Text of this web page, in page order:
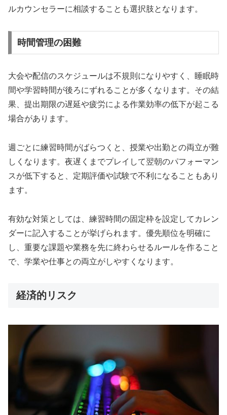
ルカウンセラーに相談することも選択肢となります。
時間管理の困難
大会や配信のスケジュールは不規則になりやすく、睡眠時
間や学習時間が後ろにずれることが多くなります。その結
果、提出期限の遅延や疲労による作業効率の低下が起こる
場合があります。
週ごとに練習時間がばらつくと、授業や出勤との両立が難
しくなります。夜遅くまでプレイして翌朝のパフォーマン
スが低下すると、定期評価や試験で不利になることもあり
ます。
有効な対策としては、練習時間の固定枠を設定してカレン
ダーに記入することが挙げられます。優先順位を明確に
し、重要な課題や業務を先に終わらせるルールを作ること
で、学業や仕事との両立がしやすくなります。
経済的リスク